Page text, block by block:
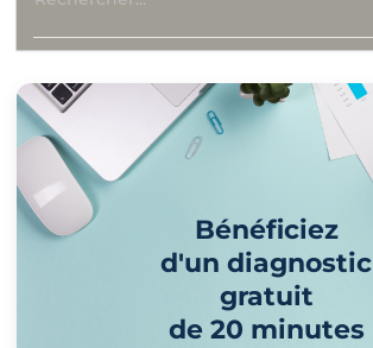
Bénéficiez
d'un diagnostic
gratuit
de 20 minutes